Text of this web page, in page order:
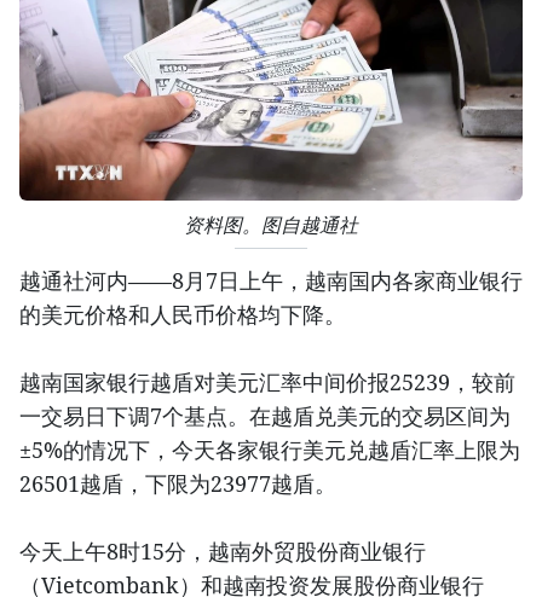
资料图。图自越通社
越通社河内——8月7日上午，越南国内各家商业银行
的美元价格和人民币价格均下降。
越南国家银行越盾对美元汇率中间价报25239，较前
一交易日下调7个基点。在越盾兑美元的交易区间为
±5%的情况下，今天各家银行美元兑越盾汇率上限为
26501越盾，下限为23977越盾。
今天上午8时15分，越南外贸股份商业银行
（Vietcombank）和越南投资发展股份商业银行